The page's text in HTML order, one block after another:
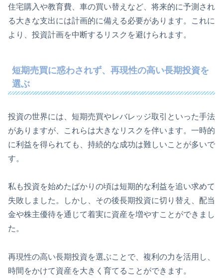
住宅購入や教育費、車の買い替えなど、将来的に予測され
る大きな支出には計画的に備える必要があります。これに
より、投資計画を中断するリスクを避けられます。
短期売買に惑わされず、再現性の高い長期投資を
選ぶ
投資の世界には、短期売買やレバレッジ取引といった手法
がありますが、これらは大きなリスクを伴います。一時的
に利益を得られても、持続的な成功は難しいことが多いで
す。
私も投資を始めたばかりの頃は短期的な利益を追い求めて
失敗しました。しかし、その後長期投資に切り替え、配当
金や株主優待を通じて着実に資産を増やすことができまし
た。
再現性の高い長期投資を選ぶことで、複利の力を活用し、
時間をかけて資産を大きく育てることができます。